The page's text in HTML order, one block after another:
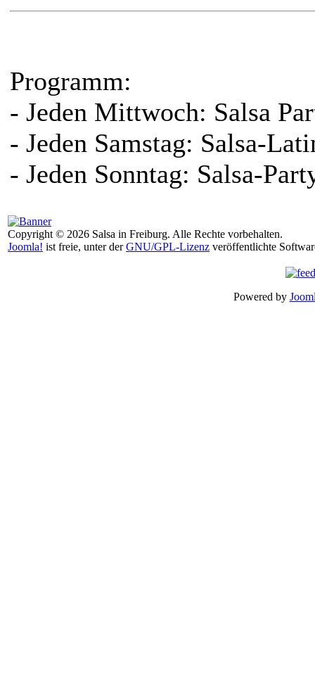
Programm:
- Jeden Mittwoch: Salsa
- Jeden Samstag: Salsa-
- Jeden Sonntag: Salsa-
Copyright © 2026 Salsa in Freiburg. Alle Rechte vorbehalten.
Joomla! ist freie, unter derGNU/GPL-Lizenz veröffentlichte
Powered by